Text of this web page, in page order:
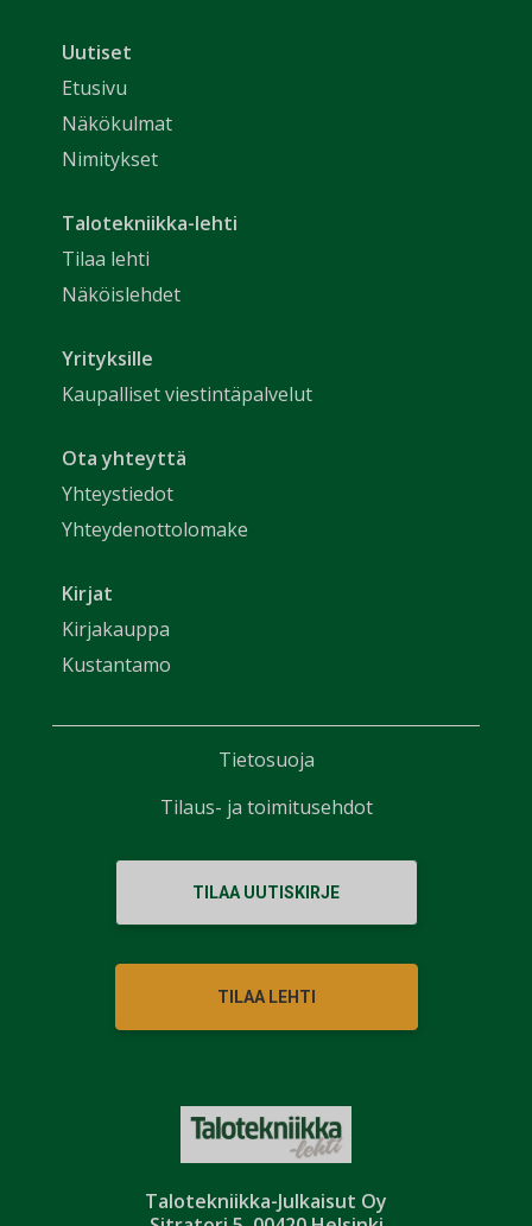
Talotekniikka-Julkaisut Oy
Uutiset
Etusivu
Näkökulmat
Nimitykset
Talotekniikka-lehti
Tilaa lehti
Näköislehdet
Yrityksille
Kaupalliset viestintäpalvelut
Ota yhteyttä
Yhteystiedot
Yhteydenottolomake
Kirjat
Kirjakauppa
Kustantamo
TILAA UUTISKIRJE
TILAA LEHTI
Tietosuoja
Tilaus- ja toimitusehdot